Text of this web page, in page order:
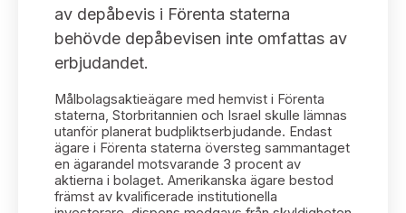
Huvudmän
Verksamhetsberättelser
Publikationer och anföranden
Avgifter
Prenumerera
av depåbevis i Förenta staterna
behövde depåbevisen inte omfattas av
erbjudandet.
Målbolagsaktieägare med hemvist i Förenta
staterna, Storbritannien och Israel skulle lämnas
utanför planerat budpliktserbjudande. Endast
ägare i Förenta staterna översteg sammantaget
en ägarandel motsvarande 3 procent av
aktierna i bolaget. Amerikanska ägare bestod
främst av kvalificerade institutionella